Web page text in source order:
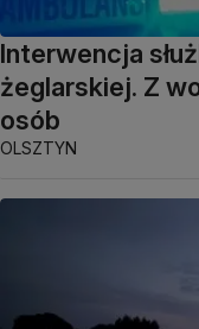
Interwencja
żeglarskiej. Z
osób
OLSZTYN